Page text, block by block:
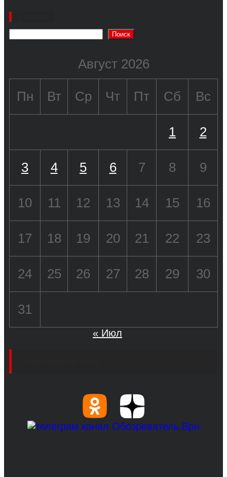
Поиск
Август 2026
Пн Вт Ср Чт Пт Сб Вс
1 2
3 4 5 6 7 8 9
10 11 12 13 14 15 16
17 18 19 20 21 22 23
24 25 26 27 28 29 30
31
« Июл